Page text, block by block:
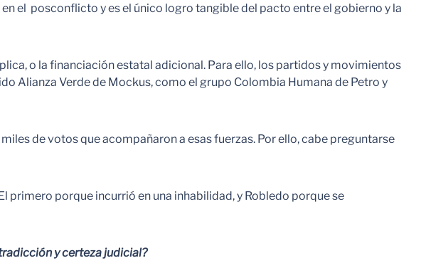
el posconflicto y es el único logro tangible del pacto entre el gobierno y la
o la financiación estatal adicional. Para ello, los partidos y movimientos
Alianza Verde de Mockus, como el grupo Colombia Humana de Petro y
de votos que acompañaron a esas fuerzas. Por ello, cabe preguntarse
primero porque incurrió en una inhabilidad, y Robledo porque se
y certeza judicial?